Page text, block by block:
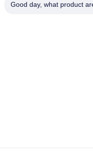
Good day, what product